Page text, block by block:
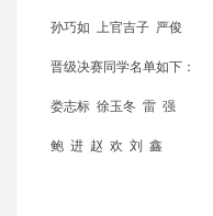
孙巧如 上官吉子 严俊
晋级决赛同学名单如下：
娄志标 徐玉冬 雷 强
鲍 进 赵 欢 刘 鑫